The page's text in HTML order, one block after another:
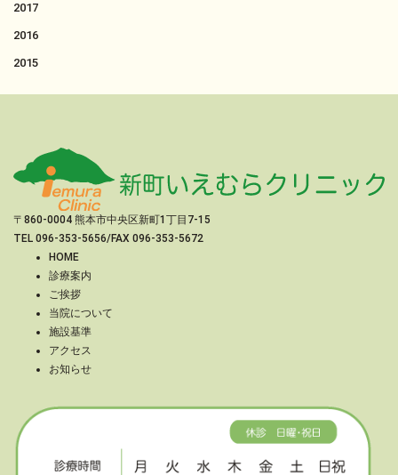
2017
2016
2015
〒860-0004 熊本市中央区新町1丁目7-15
TEL 096-353-5656/FAX 096-353-5672
HOME
診療案内
ご挨拶
当院について
施設基準
アクセス
お知らせ